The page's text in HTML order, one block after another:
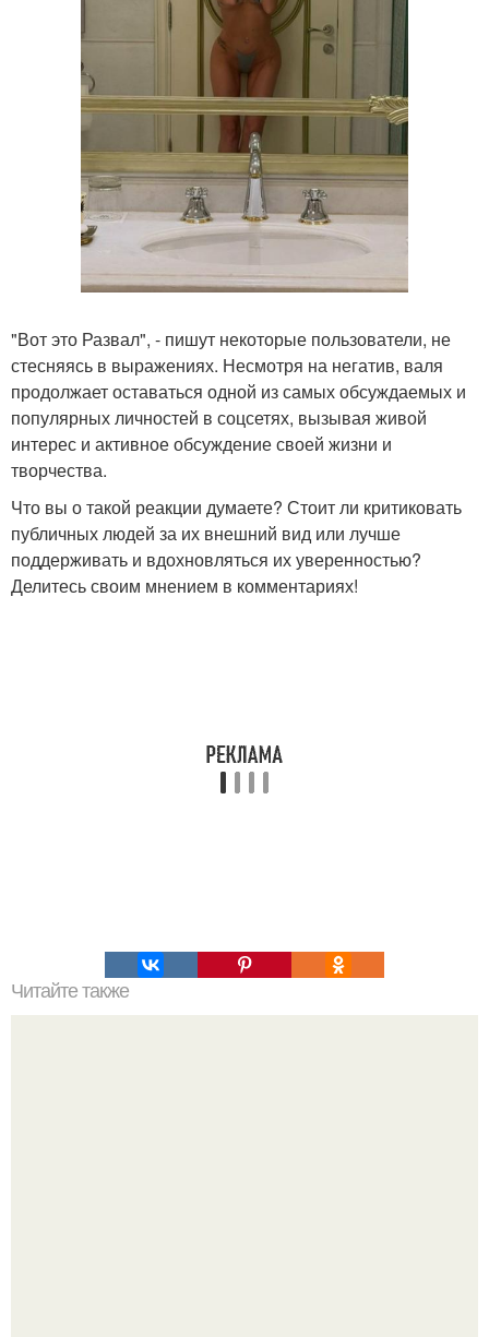
"Вот это Развал", - пишут некоторые пользователи, не
стесняясь в выражениях. Несмотря на негатив, валя
продолжает оставаться одной из самых обсуждаемых и
популярных личностей в соцсетях, вызывая живой
интерес и активное обсуждение своей жизни и
творчества.
Что вы о такой реакции думаете? Стоит ли критиковать
публичных людей за их внешний вид или лучше
поддерживать и вдохновляться их уверенностью?
Делитесь своим мнением в комментариях!
Читайте также